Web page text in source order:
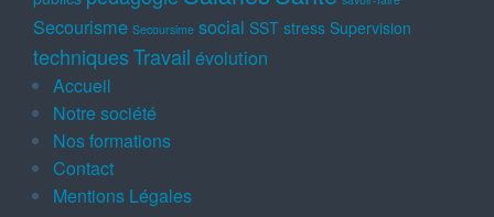
Secourisme Secoursime social SST stress Supervision
techniquesTravail évolution
Accueil
Notre société
Nos formations
Contact
Mentions Légales